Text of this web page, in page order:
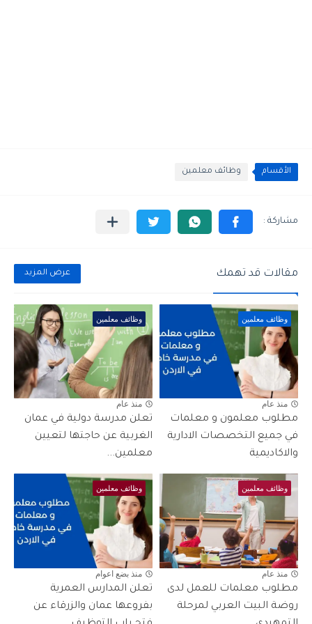
الأقسام وظائف معلمين
مقالات قد تهمك عرض المزيد
وظائف معلمين
منذ عام
مطلوب معلمون و معلمات
في جميع التخصصات الادارية
والاكاديمية
وظائف معلمين
منذ عام
تعلن مدرسة دولية في عمان
الغربية عن حاجتها لتعيين
معلمين...
وظائف معلمين
منذ عام
مطلوب معلمات للعمل لدى
روضة البيت العربي لمرحلة
وظائف معلمين
منذ بضع اعوام
تعلن المدارس العمرية
بفروعها عمان والزرقاء عن